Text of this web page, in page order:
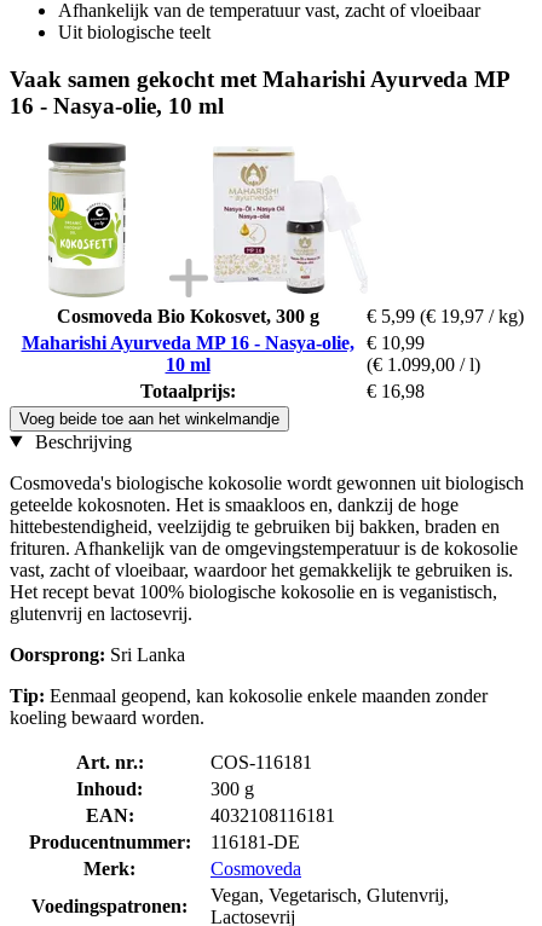
Afhankelijk van de temperatuur vast, zacht of vloeibaar
Uit biologische teelt
Vaak samen gekocht met Maharishi Ayurveda MP
16 - Nasya-olie, 10 ml
Cosmoveda Bio Kokosvet, 300 g € 5,99 (€ 19,97 / kg)
Maharishi Ayurveda MP 16 - Nasya-olie,
10 ml
€ 10,99
(€ 1.099,00 / l)
Totaalprijs:
€ 16,98
Voeg beide toe aan het winkelmandje
Beschrijving
Cosmoveda's biologische kokosolie wordt gewonnen uit biologisch
geteelde kokosnoten. Het is smaakloos en, dankzij de hoge
hittebestendigheid, veelzijdig te gebruiken bij bakken, braden en
frituren. Afhankelijk van de omgevingstemperatuur is de kokosolie
vast, zacht of vloeibaar, waardoor het gemakkelijk te gebruiken is.
Het recept bevat 100% biologische kokosolie en is veganistisch,
glutenvrij en lactosevrij.
Oorsprong: Sri Lanka
Tip: Eenmaal geopend, kan kokosolie enkele maanden zonder
koeling bewaard worden.
Art. nr.:
COS-116181
Inhoud:
300 g
EAN:
4032108116181
Producentnummer:
116181-DE
Merk:
Cosmoveda
Voedingspatronen:
Vegan, Vegetarisch, Glutenvrij,
Lactosevrij